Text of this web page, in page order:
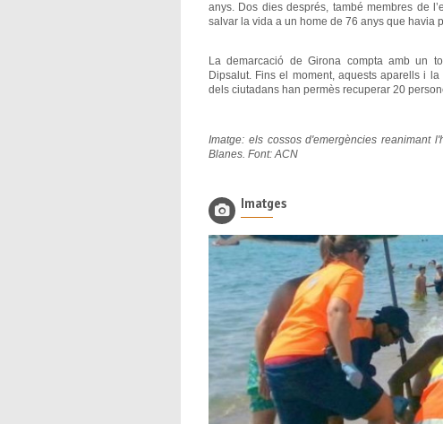
anys. Dos dies després, també membres de
salvar la vida a un home de 76 anys que havia
La demarcació de Girona compta amb un
Dipsalut. Fins el moment, aquests aparells i
dels ciutadans han permès recuperar 20
Imatge: els cossos d'emergències reanimant
Blanes. Font: ACN
Imatges